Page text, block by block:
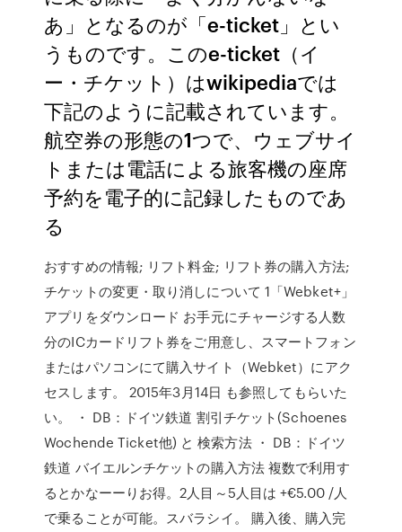
あ」となるのが「e-ticket」とい
うものです。このe-ticket（イ
ー・チケット）はwikipediaでは
下記のように記載されています。
航空券の形態の1つで、ウェブサイ
トまたは電話による旅客機の座席
予約を電子的に記録したものであ
る
おすすめの情報; リフト料金; リフト券の購入方法;
チケットの変更・取り消しについて 1「Webket+」
アプリをダウンロード お手元にチャージする人数
分のICカードリフト券をご用意し、スマートフォン
またはパソコンにて購入サイト（Webket）にアク
セスします。 2015年3月14日 も参照してもらいた
い。 ・ DB：ドイツ鉄道 割引チケット(Schoenes
Wochende Ticket他) と 検索方法 ・ DB：ドイツ
鉄道 バイエルンチケットの購入方法 複数で利用す
るとかなーーりお得。2人目～5人目は +€5.00 /人
で乗ることが可能。スバラシイ。 購入後、購入完